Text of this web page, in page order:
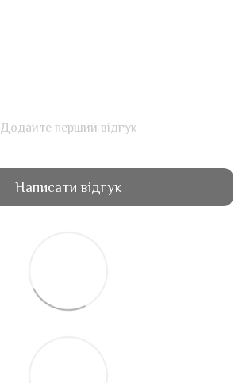
Додайте перший відгук
Написати відгук